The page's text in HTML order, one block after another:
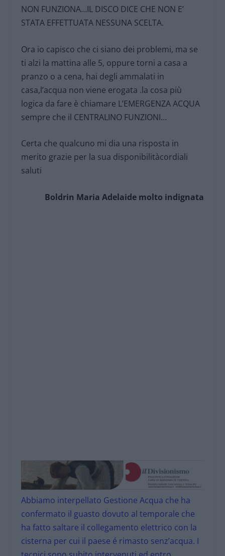
NON FUNZIONA…IL DISCO DICE CHE NON E’
STATA EFFETTUATA NESSUNA SCELTA.
Ora io capisco che ci siano dei problemi, ma se
ti alzi la mattina alle 5, oppure torni a casa a
pranzo o a cena, hai degli ammalati in
casa,l’acqua non viene erogata .la cosa più
logica da fare è chiamare L’EMERGENZA ACQUA
sempre che il CENTRALINO FUNZIONI…
Certa che qualcuno mi dia una risposta in
merito grazie per la sua disponibilitàcordiali
saluti
Boldrin Maria Adelaide molto indignata
Abbiamo interpellato Gestione Acqua che ha
confermato il guasto dovuto al temporale che
ha fatto saltare il collegamento elettrico con la
cisterna per cui il paese é rimasto senz’acqua. I